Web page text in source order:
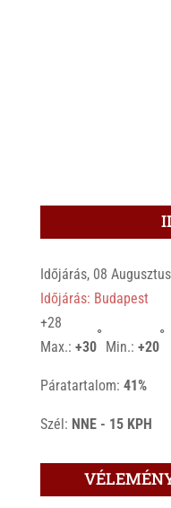
Időjárás, 08 Augusztus
Időjárás: Budapest
+28
Max.: +30
°
Min.: +20
°
Páratartalom: 41%
Szél: NNE - 15 KPH